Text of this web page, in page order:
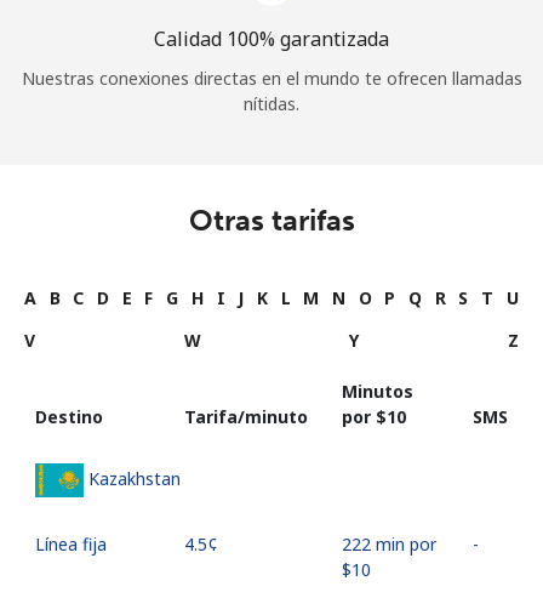
Calidad 100% garantizada
Nuestras conexiones directas en el mundo te ofrecen llamadas
nítidas.
Otras tarifas
A B C D E F G H I J K L M N O P Q R S T
U
V
W Y Z
Destino Tarifa/minuto
Minutos
por ⁦$10⁩
SMS
Kazakhstan
Línea fija ⁦4.5¢⁩
222 min por
⁦$10⁩
-